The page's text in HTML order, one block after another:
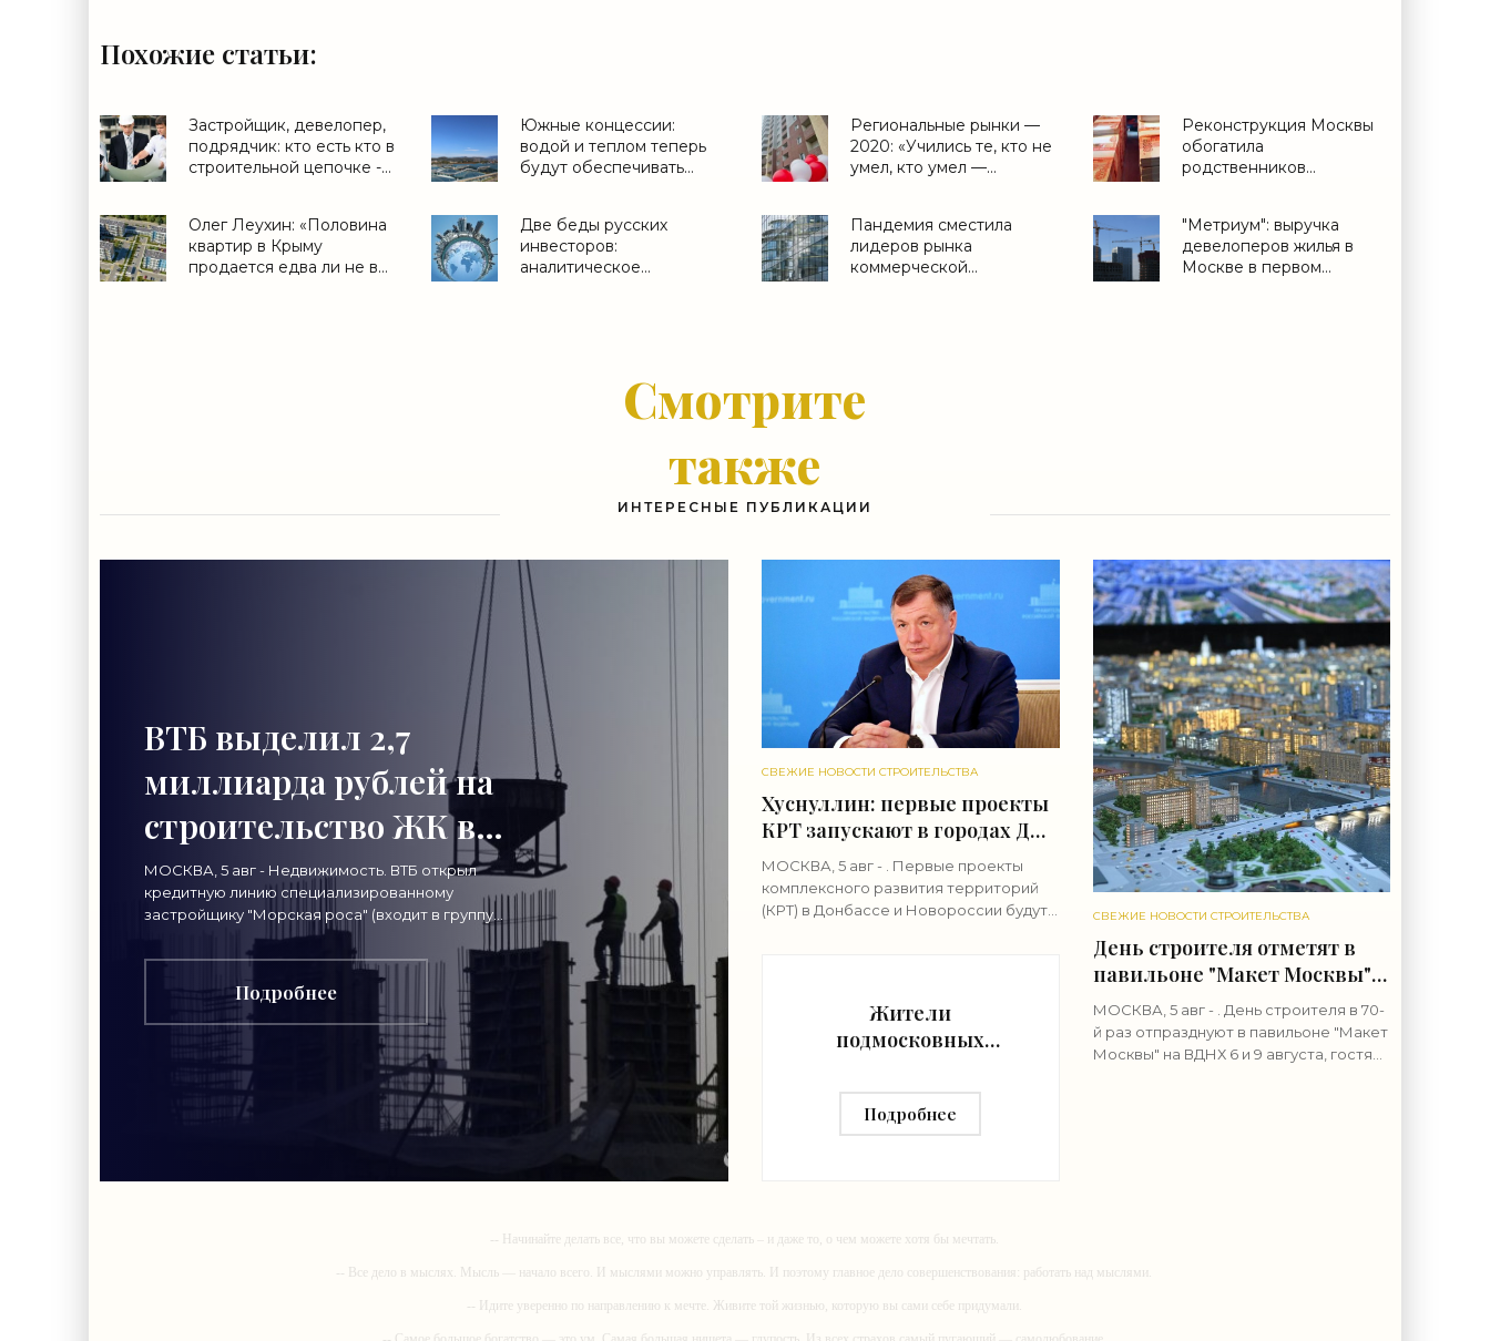
Похожие статьи:
Застройщик, девелопер,
подрядчик: кто есть кто в
строительной цепочке -
Южные концессии:
водой и теплом теперь
будут обеспечивать
Региональные рынки —
2020: «Учились те, кто не
умел, кто умел —
Реконструкция Москвы
обогатила
родственников
Олег Леухин: «Половина
квартир в Крыму
продается едва ли не в
Две беды русских
инвесторов:
аналитическое
Пандемия сместила
лидеров рынка
коммерческой
"Метриум": выручка
девелоперов жилья в
Москве в первом
Смотрите
также
ИНТЕРЕСНЫЕ ПУБЛИКАЦИИ
ВТБ выделил 2,7
миллиарда рублей на
строительство ЖК в
Симферополе -
«Строительство»
МОСКВА, 5 авг - Недвижимость. ВТБ открыл
кредитную линию специализированному
застройщику "Морская роса" (входит в группу
"Монолит") в 2,7 миллиарда рублей для
Подробнее
СВЕЖИЕ НОВОСТИ СТРОИТЕЛЬСТВА
Хуснуллин: первые проекты
КРТ запускают в городах ДНР
- «Строительство»
МОСКВА, 5 авг - . Первые проекты
комплексного развития территорий
(КРТ) в Донбассе и Новороссии будут
СВЕЖИЕ НОВОСТИ СТРОИТЕЛЬСТВА
День строителя отметят в
павильоне "Макет Москвы"
на ВДНХ 6 и 9 августа -
«Строительство»
МОСКВА, 5 авг - . День строителя в 70-
й раз отпразднуют в павильоне "Макет
Москвы" на ВДНХ 6 и 9 августа, гостям
Жители
подмосковных
название новому
мосту через реку
Подробнее
-- Начинайте делать все, что вы можете сделать – и даже то, о чем можете хотя бы мечтать.
-- Все дело в мыслях. Мысль — начало всего. И мыслями можно управлять. И поэтому главное дело совершенствования: работать над мыслями.
-- Идите уверенно по направлению к мечте. Живите той жизнью, которую вы сами себе придумали.